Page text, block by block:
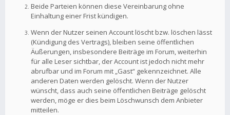
Beide Parteien können diese Vereinbarung ohne
Einhaltung einer Frist kündigen.
Wenn der Nutzer seinen Account löscht bzw. löschen lässt
(Kündigung des Vertrags), bleiben seine öffentlichen
Äußerungen, insbesondere Beiträge im Forum, weiterhin
für alle Leser sichtbar, der Account ist jedoch nicht mehr
abrufbar und im Forum mit „Gast“ gekennzeichnet. Alle
anderen Daten werden gelöscht. Wenn der Nutzer
wünscht, dass auch seine öffentlichen Beiträge gelöscht
werden, möge er dies beim Löschwunsch dem Anbieter
mitteilen.